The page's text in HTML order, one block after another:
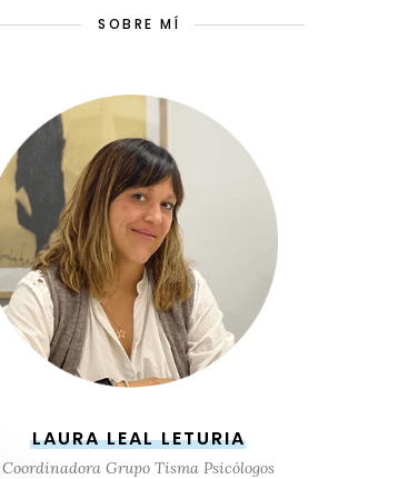
SOBRE MÍ
LAURA LEAL LETURIA
Coordinadora Grupo Tisma Psicólogos